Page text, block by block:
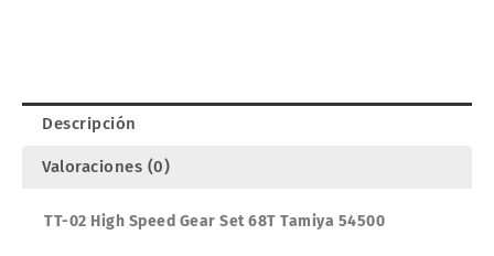
Descripción
Valoraciones (0)
TT-02 High Speed Gear Set 68T Tamiya 54500